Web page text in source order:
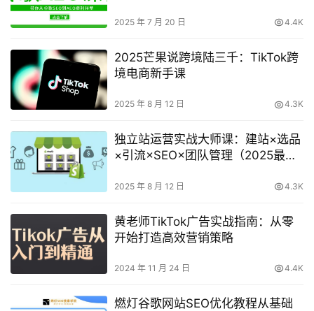
2025 年 7 月 20 日 4.4K
2025芒果说跨境陆三千：TikTok跨
境电商新手课
2025 年 8 月 12 日 4.3K
独立站运营实战大师课：建站×选品
×引流×SEO×团队管理（2025最新
2025 年 8 月 12 日 4.3K
黄老师TikTok广告实战指南：从零
开始打造高效营销策略
2024 年 11 月 24 日 4.4K
燃灯谷歌网站SEO优化教程从基础